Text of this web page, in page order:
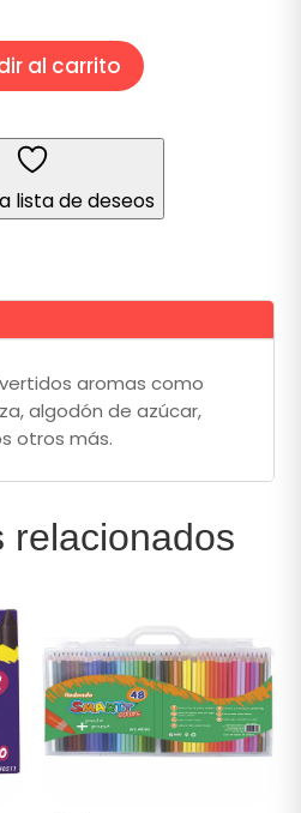
al carrito
lista de deseos
aromas como
algodón de azúcar,
otros más.
relacionados